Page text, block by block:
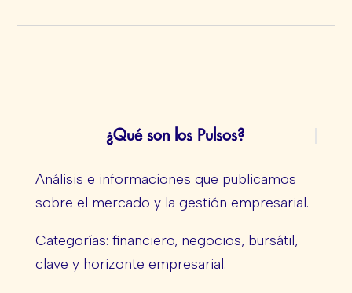
¿Qué son los Pulsos?
Análisis e informaciones que publicamos
sobre el mercado y la gestión empresarial.
Categorías: financiero, negocios, bursátil,
clave y horizonte empresarial.